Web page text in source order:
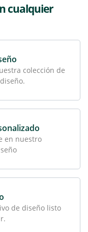
cualquier
colección de
en nuestro
de diseño listo